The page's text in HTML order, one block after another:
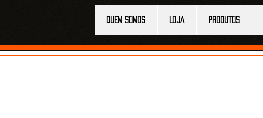
QUEM SOMOS LOJA PRODUTOS